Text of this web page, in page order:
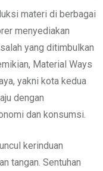
materi di berbagai
menyediakan
yang ditimbulkan
Material Ways
yakni kota kedua
dengan
dan konsumsi.
kerinduan
tangan. Sentuhan